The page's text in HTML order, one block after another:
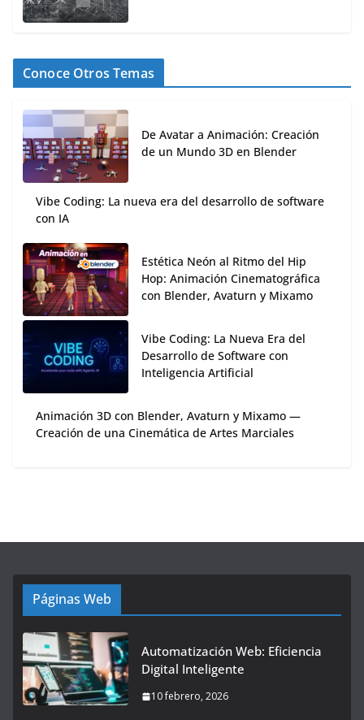
Conoce Otros Temas
De Avatar a Animación: Creación
de un Mundo 3D en Blender
Vibe Coding: La nueva era del desarrollo de software
con IA
Estética Neón al Ritmo del Hip
Hop: Animación Cinematográfica
con Blender, Avaturn y Mixamo
Vibe Coding: La Nueva Era del
Desarrollo de Software con
Inteligencia Artificial
Animación 3D con Blender, Avaturn y Mixamo —
Creación de una Cinemática de Artes Marciales
Páginas Web
Automatización Web: Eficiencia
Digital Inteligente
10 febrero, 2026